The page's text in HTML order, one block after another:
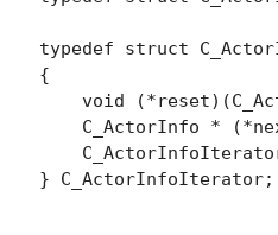
typedef struct
{
void
C_ActorInfo *
} C_ActorInfoIterator;